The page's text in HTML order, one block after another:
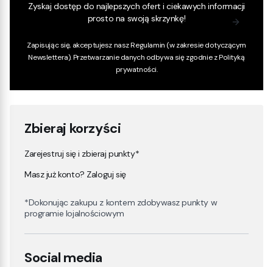
Zbieraj korzyści
Zarejestruj się i zbieraj punkty*
Masz już konto? Zaloguj się
*Dokonując zakupu z kontem zdobywasz punkty w
programie lojalnościowym
Social media
Zyskaj dostęp do najlepszych ofert i ciekawych informacji
prosto na swoją skrzynkę!
Zapisując się, akceptujesz naszRegulamin (w zakresie dotyczącym
Newslettera). Przetwarzanie danych odbywa się zgodnie zPolityką
prywatności.